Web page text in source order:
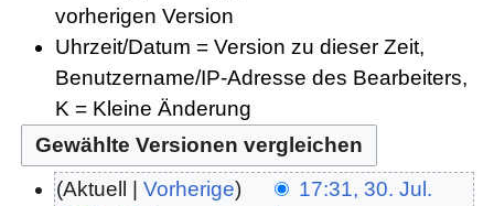
vorherigen Version
Uhrzeit/Datum = Version zu dieser Zeit,
Benutzername/IP-Adresse des Bearbeiters,
K = Kleine Änderung
Aktuell Vorherige
17:31, 30. Jul.